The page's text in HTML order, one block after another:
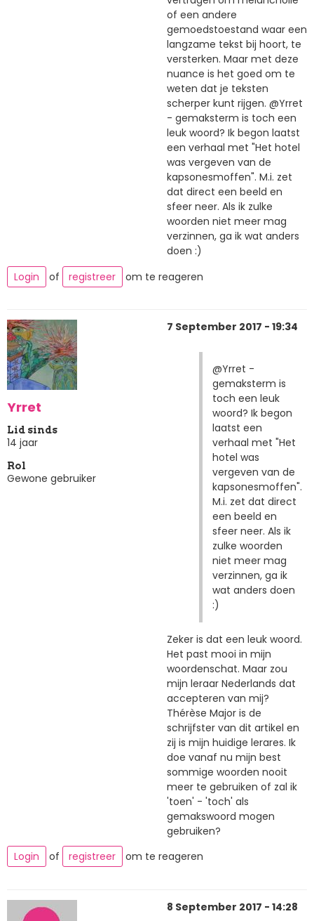
of een andere
gemoedstoestand waar een
langzame tekst bij hoort, te
versterken. Maar met deze
nuance is het goed om te
weten dat je teksten
scherper kunt rijgen. @Yrret
- gemaksterm is toch een
leuk woord? Ik begon laatst
een verhaal met "Het hotel
was vergeven van de
kapsonesmoffen". M.i. zet
dat direct een beeld en
sfeer neer. Als ik zulke
woorden niet meer mag
verzinnen, ga ik wat anders
doen :)
Login
of registreer om te reageren
Yrret
Lid sinds
14 jaar
Rol
Gewone gebruiker
7 September 2017 - 19:34
@Yrret -
gemaksterm is
toch een leuk
woord? Ik begon
laatst een
verhaal met "Het
hotel was
vergeven van de
kapsonesmoffen".
M.i. zet dat direct
een beeld en
sfeer neer. Als ik
zulke woorden
niet meer mag
verzinnen, ga ik
wat anders doen
:)
Zeker is dat een leuk woord.
Het past mooi in mijn
woordenschat. Maar zou
mijn leraar Nederlands dat
accepteren van mij?
Thérèse Major is de
schrijfster van dit artikel en
zij is mijn huidige lerares. Ik
doe vanaf nu mijn best
sommige woorden nooit
meer te gebruiken of zal ik
'toen' - 'toch' als
gemakswoord mogen
gebruiken?
Login
of registreer om te reageren
8 September 2017 - 14:28